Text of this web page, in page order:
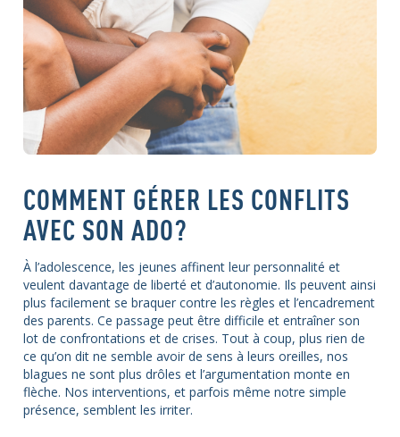
COMMENT GÉRER LES CONFLITS
AVEC SON ADO?
À l’adolescence, les jeunes affinent leur personnalité et
veulent davantage de liberté et d’autonomie. Ils peuvent ainsi
plus facilement se braquer contre les règles et l’encadrement
des parents. Ce passage peut être difficile et entraîner son
lot de confrontations et de crises. Tout à coup, plus rien de
ce qu’on dit ne semble avoir de sens à leurs oreilles, nos
blagues ne sont plus drôles et l’argumentation monte en
flèche. Nos interventions, et parfois même notre simple
présence, semblent les irriter.